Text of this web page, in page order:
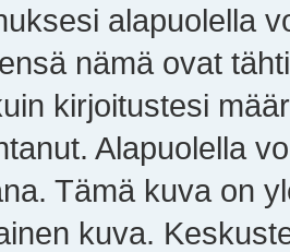
alapuolella
nämä ovat
kirjoitustesi
Alapuolella
Tämä kuva on
kuva.